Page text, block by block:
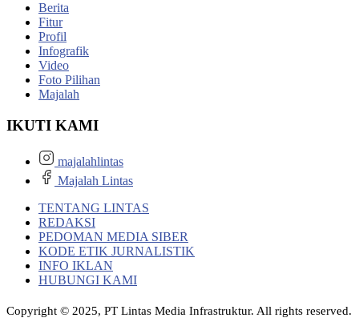
Berita
Fitur
Profil
Infografik
Video
Foto Pilihan
Majalah
IKUTI KAMI
majalahlintas
Majalah Lintas
TENTANG LINTAS
REDAKSI
PEDOMAN MEDIA SIBER
KODE ETIK JURNALISTIK
INFO IKLAN
HUBUNGI KAMI
Copyright © 2025, PT Lintas Media Infrastruktur. All rights reserved.